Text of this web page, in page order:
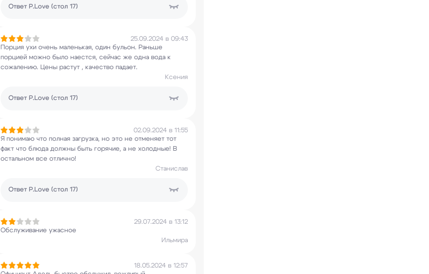
Ответ P.Love (стол 17)
25.09.2024 в 09:43
Порция ухи очень маленькая, один бульон. Раньше
порцией можно было наестся, сейчас же одна вода к
сожалению. Цены растут , качество падает.
Ксения
Ответ P.Love (стол 17)
02.09.2024 в 11:55
Я понимаю что полная загрузка, но это не отменяет тот
факт что блюда должны быть горячие, а не холодные! В
остальном все отлично!
Станислав
Ответ P.Love (стол 17)
29.07.2024 в 13:12
Обслуживание ужасное
Ильмира
18.05.2024 в 12:57